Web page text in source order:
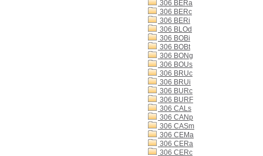
306 BERa
306 BERc
306 BERi
306 BLOd
306 BOBi
306 BOBt
306 BONg
306 BOUs
306 BRUc
306 BRUi
306 BURc
306 BURF
306 CALs
306 CANp
306 CASm
306 CEMa
306 CERa
306 CERc